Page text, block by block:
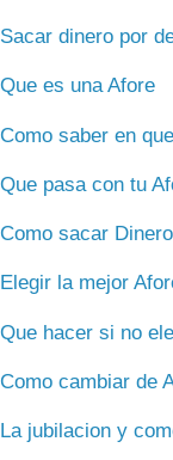
Sacar dinero por
Que es una Afore
Como saber en
Que pasa con tu
Como sacar
Elegir la mejor
Que hacer si no
Como cambiar de
La jubilacion y